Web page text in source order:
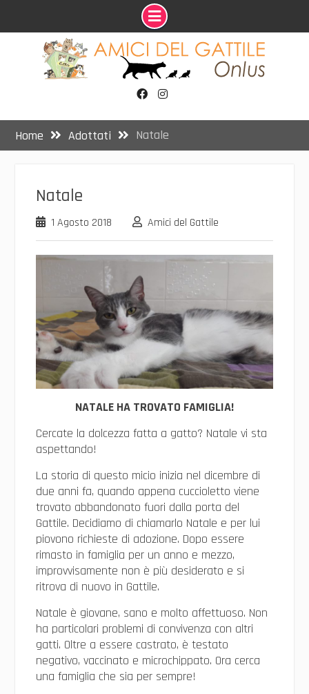
Home
Adottati Natale
Natale
1 Agosto 2018 Amici del Gattile
NATALE HA TROVATO FAMIGLIA!
Cercate la dolcezza fatta a gatto? Natale vi sta
aspettando!
La storia di questo micio inizia nel dicembre di
due anni fa, quando appena cuccioletto viene
trovato abbandonato fuori dalla porta del
Gattile. Decidiamo di chiamarlo Natale e per lui
piovono richieste di adozione. Dopo essere
rimasto in famiglia per un anno e mezzo,
improvvisamente non è più desiderato e si
ritrova di nuovo in Gattile.
Natale è giovane, sano e molto affettuoso. Non
ha particolari problemi di convivenza con altri
gatti. Oltre a essere castrato, è testato
negativo, vaccinato e microchippato. Ora cerca
una famiglia che sia per sempre!